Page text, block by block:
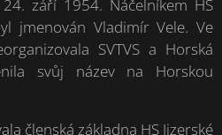
září 1954. Náčelníkem HS
jmenován Vladimír Vele. Ve
SVTVS a Horská
svůj název na Horskou
členská základna HS Jizerské